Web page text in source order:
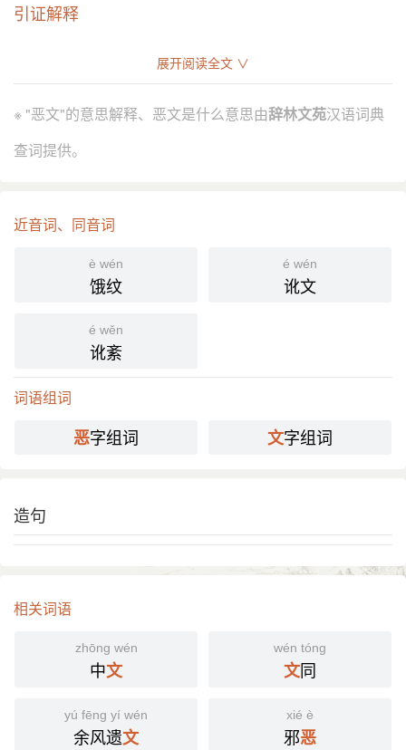
引证解释
明 顾起元 《客座赘语·黄督学》：“﹝ 黄公 ﹞手执
赏之；遇恶文，即大咤掷地上。”
分字解释
恶 文
展开阅读全文 ∨
※ "恶文"的意思解释、恶文是什么意思由辞林文苑汉语词典
查词提供。
近音词、同音词
è wén
饿纹
é wén
讹文
é wěn
讹紊
词语组词
恶字组词 文字组词
造句
相关词语
zhōng wén
中文
wén tóng
文同
yú fēng yí wén
余风遗文
xié è
邪恶